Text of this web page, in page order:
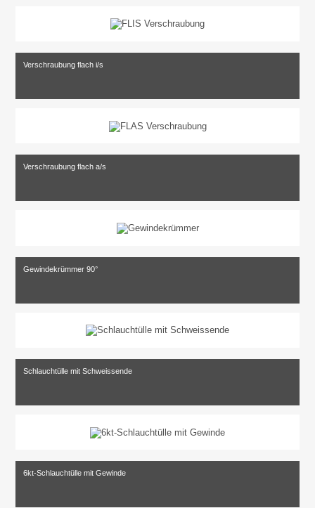
Verschraubung flach i/s
Verschraubung flach a/s
Gewindekrümmer 90°
Schlauchtülle mit Schweissende
6kt-Schlauchtülle mit Gewinde